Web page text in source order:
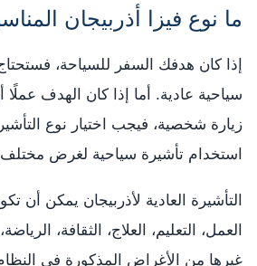
ما نوع فيزا أذربيجان
إذا كان هدفك السفر للسياحة،
سياحية عادية. أما إذا كان الهدف عملًا
زيارة شخصية، فيجب اختيار نوع
استخدام تأشيرة سياحية لغرض
التأشيرة العادية لأذربيجان يمكن أن
العمل، التعليم، العلاج، الثقافة،
غيرها من الأغراض المذكورة في